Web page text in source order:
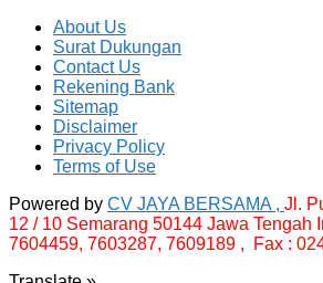
About Us
Surat Dukungan
Contact Us
Rekening Bank
Sitemap
Disclaimer
Privacy Policy
Terms of Use
Powered by CV JAYA BERSAMA , Jl.
12 / 10 Semarang 50144 Jawa Tengah
7604459, 7603287, 7609189 , Fax :